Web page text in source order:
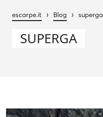
escarpe.it › Blog › superga
SUPERGA